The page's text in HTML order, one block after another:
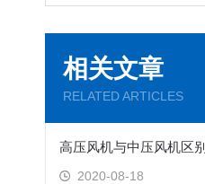
相关文章
RELATED ARTICLES
高压风机与中压风机区别
2020-08-18